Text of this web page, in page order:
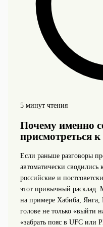
5 минут чтения
Почему именно
присмотреться
Если раньше разговоры
автоматически
российские и
этот привычный расклад.
на примере Хабиба, Янга,
голове не только «выйти
«забрать пояс в UFC или